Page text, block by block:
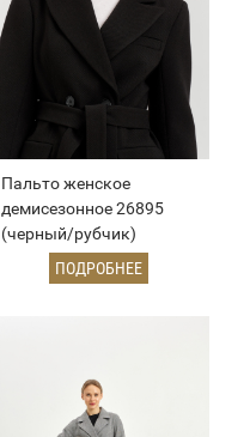
Пальто женское
демисезонное 26895
(черный/рубчик)
ПОДРОБНЕЕ